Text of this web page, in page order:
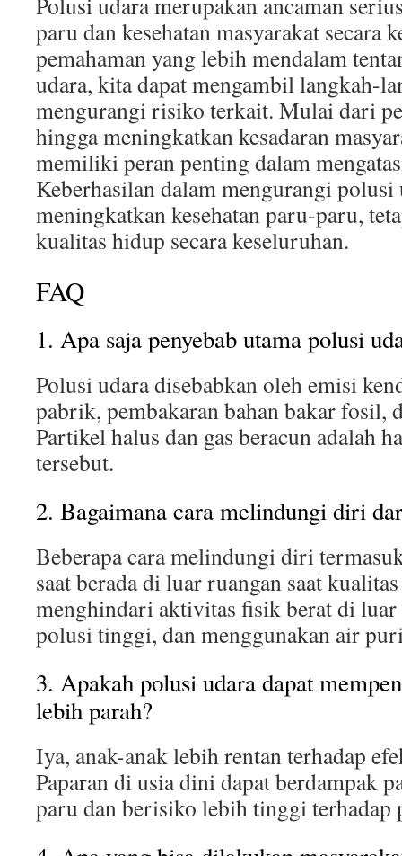
paru dan kesehatan masyarakat secara
pemahaman yang lebih mendalam
udara, kita dapat mengambil langkah-
mengurangi risiko terkait. Mulai dari
hingga meningkatkan kesadaran
memiliki peran penting dalam
Keberhasilan dalam mengurangi polusi
meningkatkan kesehatan paru-paru,
kualitas hidup secara keseluruhan.
FAQ
1. Apa saja penyebab utama polusi
Polusi udara disebabkan oleh emisi
pabrik, pembakaran bahan bakar fosil,
Partikel halus dan gas beracun adalah
tersebut.
2. Bagaimana cara melindungi diri
Beberapa cara melindungi diri
saat berada di luar ruangan saat
menghindari aktivitas fisik berat di
polusi tinggi, dan menggunakan air
3. Apakah polusi udara dapat
lebih parah?
Iya, anak-anak lebih rentan terhadap
Paparan di usia dini dapat berdampak
paru dan berisiko lebih tinggi terhadap